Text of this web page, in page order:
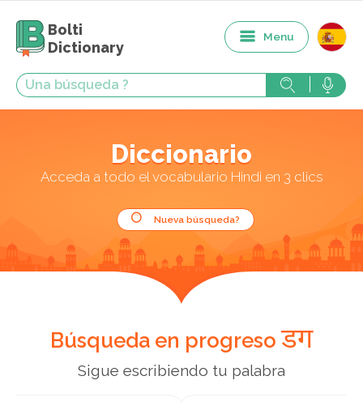
Bolti
Dictionary
Menu
Diccionario
Acceda a todo el vocabulario Hindi en 3 clics
Nueva búsqueda?
Búsqueda en progreso डग
Sigue escribiendo tu palabra